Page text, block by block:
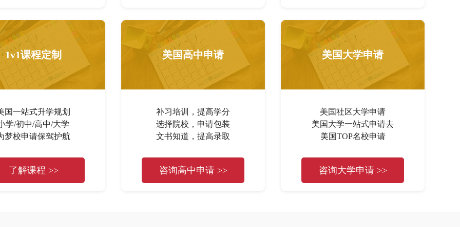
1v1课程定制
国一站式升学规划
学/初中/高中/大学
梦校申请保驾护航
了解课程 >>
美国高中申请
补习培训，提高学分
选择院校，申请包装
文书知道，提高录取
咨询高中申请 >>
美国大学申请
美国社区大学申请
美国大学一站式申请去
美国TOP名校申请
咨询大学申请 >>